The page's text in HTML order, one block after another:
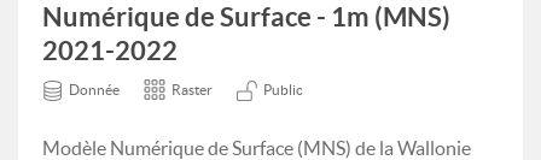
Numérique de Surface - 1m (MNS)
2021-2022
Donnée Raster Public
Modèle Numérique de Surface (MNS) de la Wallonie